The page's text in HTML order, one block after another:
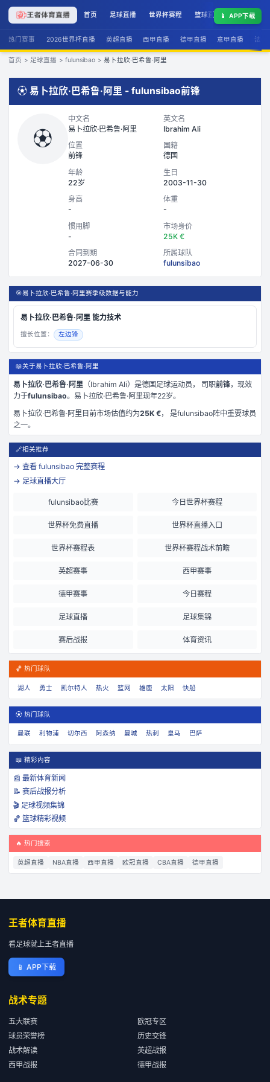
首页 足球直播 世界杯赛程 篮球直播 联赛积分
📱 APP下载
热门赛事 2026世界杯直播 英超直播 西甲直播 德甲直播 意甲直播 法甲
首页 > 足球直播 > fulunsibao > 易卜拉欣·巴希鲁·阿里
⚽ 易卜拉欣·巴希鲁·阿里 - fulunsibao前锋
⚽
中文名
易卜拉欣·巴希鲁·阿里
英文名
Ibrahim Ali
位置
前锋
国籍
德国
年龄
22岁
生日
2003-11-30
身高
-
体重
-
惯用脚
-
市场身价
25K €
合同到期
2027-06-30
所属球队
fulunsibao
🎯易卜拉欣·巴希鲁·阿里赛季级数据与能力
易卜拉欣·巴希鲁·阿里能力技术
擅长位置： 左边锋
📖关于易卜拉欣·巴希鲁·阿里
易卜拉欣·巴希鲁·阿里 （Ibrahim Ali）是德国足球运动员， 司职前锋，现效
力于fulunsibao。 易卜拉欣·巴希鲁·阿里现年22岁。
易卜拉欣·巴希鲁·阿里 目前市场估值约为25K €， 是fulunsibao阵中重要球员
之一。
🔗相关推荐
→ 查看 fulunsibao 完整赛程
→ 足球直播大厅
fulunsibao比赛 今日世界杯赛程
世界杯免费直播 世界杯直播入口
世界杯赛程表 世界杯赛程战术前瞻
英超赛事 西甲赛事
德甲赛事 今日赛程
足球直播 足球集锦
赛后战报 体育资讯
🏀 热门球队
湖人 勇士 凯尔特人 热火 篮网 雄鹿 太阳 快船
⚽ 热门球队
曼联 利物浦 切尔西 阿森纳 曼城 热刺 皇马 巴萨
📖 精彩内容
📰 最新体育新闻
📝 赛后战报分析
🎬 足球视频集锦
🏀 篮球精彩视频
🔥 热门搜索
英超直播 NBA直播 西甲直播 欧冠直播 CBA直播 德甲直播
王者体育直播
看足球就上王者直播
📱 APP下载
战术专题
五大联赛
欧冠专区
球员荣誉榜
历史交锋
战术解读
英超战报
西甲战报
德甲战报